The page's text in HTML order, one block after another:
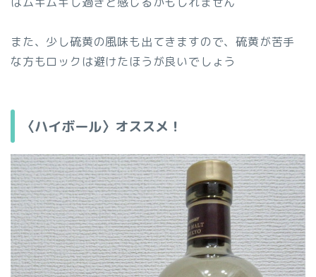
また、少し硫黄の風味も出てきますので、硫黄が苦手
な方もロックは避けたほうが良いでしょう
〈ハイボール〉オススメ！